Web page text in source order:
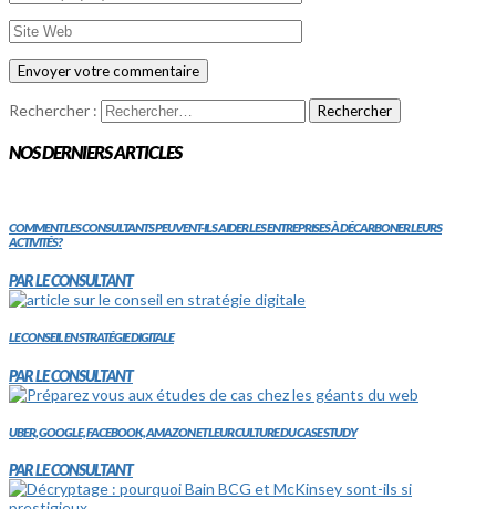
Rechercher :
NOS DERNIERS ARTICLES
COMMENT LES CONSULTANTS PEUVENT-ILS AIDER LES ENTREPRISES À DÉCARBONER LEURS
ACTIVITÉS?
PAR LE CONSULTANT
LE CONSEIL EN STRATÉGIE DIGITALE
PAR LE CONSULTANT
UBER, GOOGLE, FACEBOOK, AMAZON ET LEUR CULTURE DU CASE STUDY
PAR LE CONSULTANT